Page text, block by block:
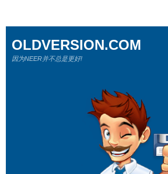
OLDVERSION.COM
因为NEER并不总是更好!